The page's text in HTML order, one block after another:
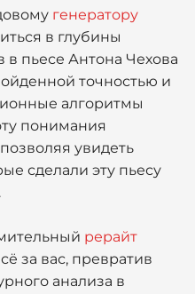
генератору
в глубины
в пьесе Антона Чехова
точностью и
алгоритмы
понимания
увидеть
сделали эту пьесу
рерайт
за вас, превратив
анализа в